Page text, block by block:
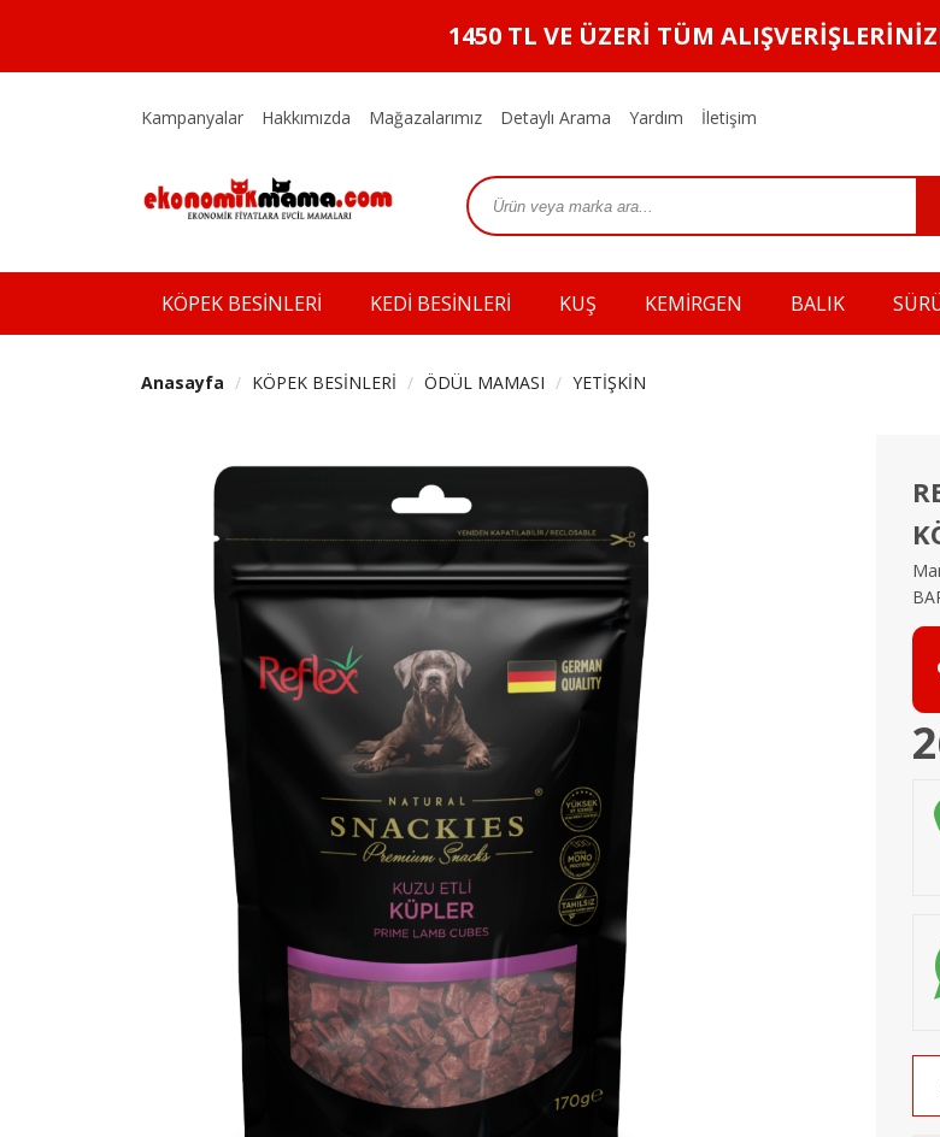
1450 TL VE ÜZERİ TÜM
Kampanyalar Hakkımızda Mağazalarımız Detaylı Arama Yardım İletişim
KÖPEK BESİNLERİ KEDİ BESİNLERİ KUŞ KEMİRGEN BALIK
Anasayfa KÖPEK BESİNLERİ ÖDÜL MAMASI YETİŞKİN